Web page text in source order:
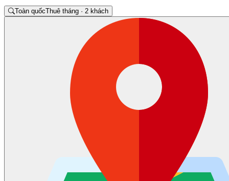
Toàn quốcThuê tháng · 2 khách